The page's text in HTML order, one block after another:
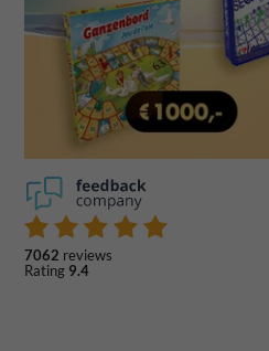
7062 reviews
Rating 9.4